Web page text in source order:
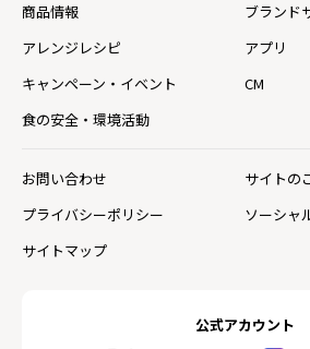
公式アカウント
商品情報
ブランド
アレンジレシピ
アプリ
キャンペーン・イベント
CM
食の安全・環境活動
お問い合わせ
サイトの
プライバシーポリシー
ソーシャ
サイトマップ